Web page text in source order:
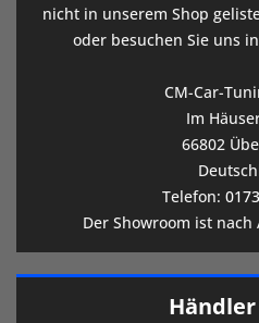
nicht in unserem Shop
oder besuchen Sie uns
CM-Car-
Im
66802
Telefon:
Der Showroom ist